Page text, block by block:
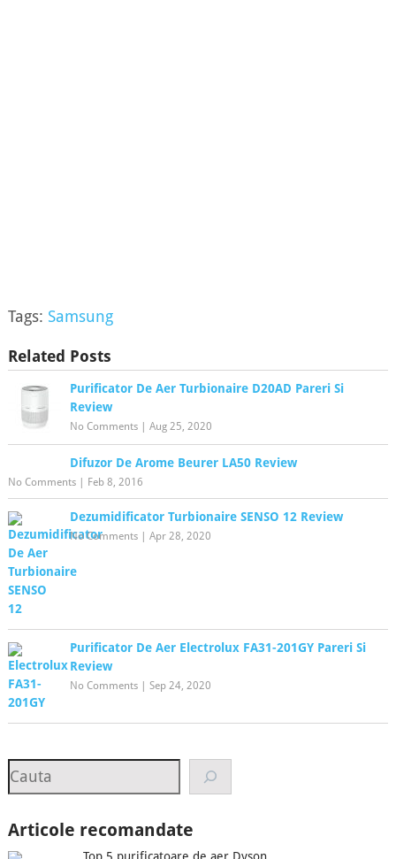
Tags: Samsung
Related Posts
Purificator De Aer Turbionaire D20AD Pareri Si
Review
No Comments| Aug 25, 2020
Difuzor De Arome Beurer LA50 Review
No Comments| Feb 8, 2016
Dezumidificator Turbionaire SENSO 12 Review
No Comments| Apr 28, 2020
Purificator De Aer Electrolux FA31-201GY Pareri Si
Review
No Comments| Sep 24, 2020
Search
Articole recomandate
Top 5 purificatoare de aer Dyson